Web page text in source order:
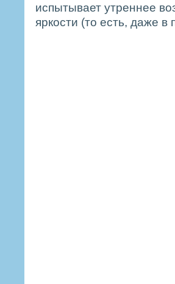
испытывает утреннее
яркости (то есть, даже в